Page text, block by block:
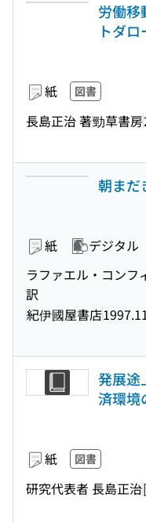
労働移
トダ
紙 図書
長島正治 著勁草書房
朝まだ
紙 デジタル
ラファエル・コンフ
訳
紀伊國屋書店
発展途
済環境
紙 図書
研究代表者 長島正治